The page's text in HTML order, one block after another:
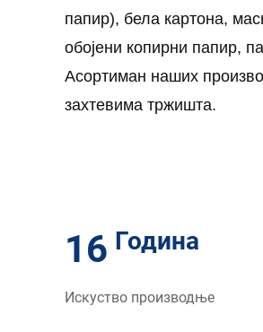
папир), бела картона,
обојени копирни папир,
Асортиман наших
захтевима тржишта.
16 Година
Искуство производње